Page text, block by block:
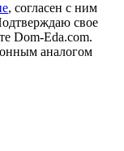
, согласен с ним
свое
Dom-Eda.com.
аналогом